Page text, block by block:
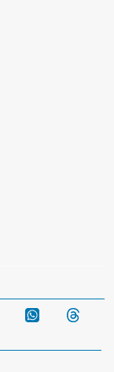
Telegram WhatsApp